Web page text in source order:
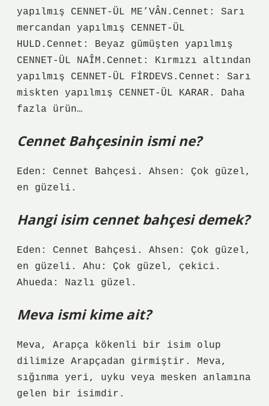
yapılmış CENNET-ÜL ME’VÂN.Cennet: Sarı
mercandan yapılmış CENNET-ÜL
HULD.Cennet: Beyaz gümüşten yapılmış
CENNET-ÜL NAÎM.Cennet: Kırmızı altından
yapılmış CENNET-ÜL FİRDEVS.Cennet: Sarı
miskten yapılmış CENNET-ÜL KARAR. Daha
fazla ürün…
Cennet Bahçesinin ismi ne?
Eden: Cennet Bahçesi. Ahsen: Çok güzel,
en güzeli.
Hangi isim cennet bahçesi demek?
Eden: Cennet Bahçesi. Ahsen: Çok güzel,
en güzeli. Ahu: Çok güzel, çekici.
Ahueda: Nazlı güzel.
Meva ismi kime ait?
Meva, Arapça kökenli bir isim olup
dilimize Arapçadan girmiştir. Meva,
sığınma yeri, uyku veya mesken anlamına
gelen bir isimdir.